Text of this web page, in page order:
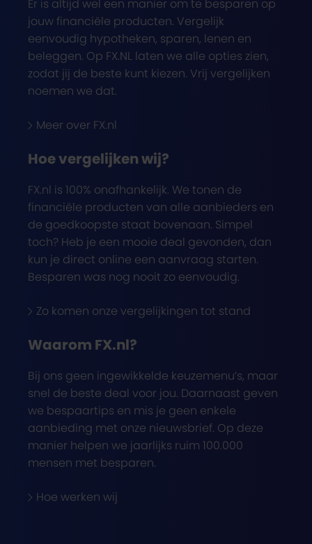
Er is altijd wel een manier om te besparen op
jouw financiële producten. Vergelijk
eenvoudig hypotheken, sparen, lenen en
beleggen. Op FX.NL laten we alle opties zien,
zodat jij de beste kunt kiezen. Vrij vergelijken
noemen we dat.
Meer over FX.nl
Hoe vergelijken wij?
FX.nl is 100% onafhankelijk. We tonen de
financiële producten van alle aanbieders en
de goedkoopste staat bovenaan. Simpel
toch? Heb je een mooie deal gevonden, dan
kun je direct online een aanvraag starten.
Besparen was nog nooit zo eenvoudig.
Zo komen onze vergelijkingen tot stand
Waarom FX.nl?
Bij ons geen ingewikkelde keuzemenu’s, maar
snel de beste deal voor jou. Daarnaast geven
we bespaartips en mis je geen enkele
aanbieding met onze nieuwsbrief. Op deze
manier helpen we jaarlijks ruim 100.000
mensen met besparen.
Hoe werken wij